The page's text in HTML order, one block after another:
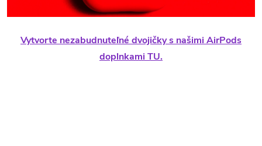
Vytvorte nezabudnuteľné dvojičky s našimi AirPods
doplnkami TU.